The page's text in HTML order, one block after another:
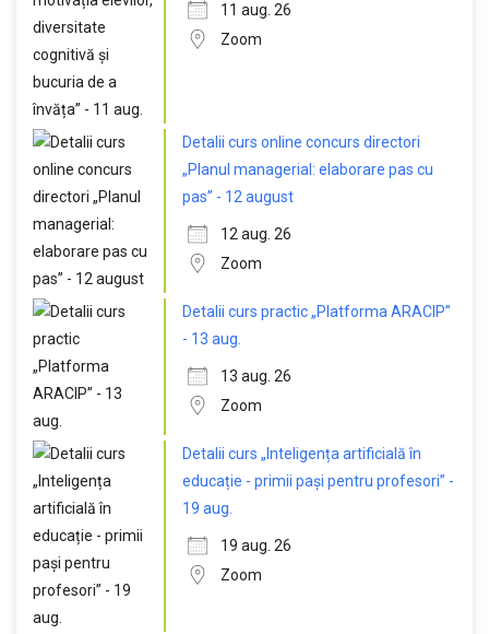
11 aug. 26
Zoom
Detalii curs online concurs directori
„Planul managerial: elaborare pas cu
pas” - 12 august
12 aug. 26
Zoom
Detalii curs practic „Platforma ARACIP”
- 13 aug.
13 aug. 26
Zoom
Detalii curs „Inteligența artificială în
educație - primii pași pentru profesori” -
19 aug.
19 aug. 26
Zoom